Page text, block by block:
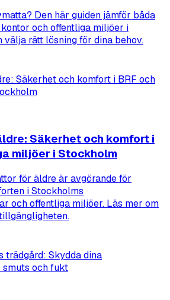
Den här guiden jämför båda
och offentliga miljöer i
välja rätt lösning för dina behov.
Säkerhet och komfort i
miljöer i Stockholm
för äldre är avgörande för
i Stockholms
och offentliga miljöer. Läs mer om